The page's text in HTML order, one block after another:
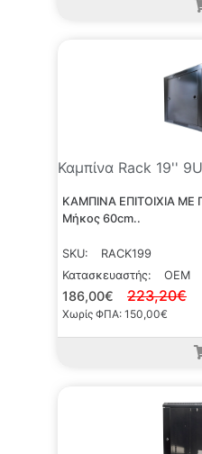
Καμπίνα Rack 19'' 9U
KΑΜΠΙΝΑ ΕΠΙΤΟΙΧΙΑ
Μήκος 60cm..
SKU:
RACK199
Κατασκευαστής:
OEM
186,00€ 223,20€
Χωρίς ΦΠΑ: 150,00€